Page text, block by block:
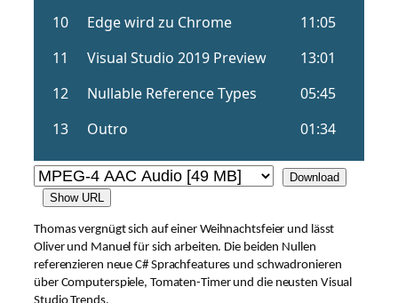
Download
Show URL
Thomas vergnügt sich auf einer Weihnachtsfeier und lässt
Oliver und Manuel für sich arbeiten. Die beiden Nullen
referenzieren neue C# Sprachfeatures und schwadronieren
über Computerspiele, Tomaten-Timer und die neusten Visual